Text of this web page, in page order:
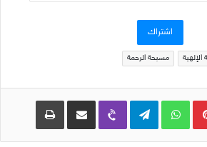
اشتراك
الإلهية مسبحة الرحمة
Pinterest
WhatsApp
Telegram
Viber مشاركة عبر البريد طباعة